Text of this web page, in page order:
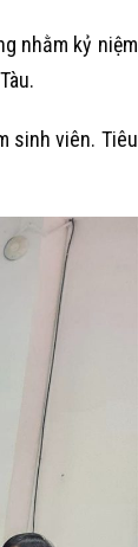
nhằm kỷ niệm
sinh viên. Tiêu